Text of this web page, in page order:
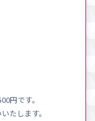
円です。
たします。